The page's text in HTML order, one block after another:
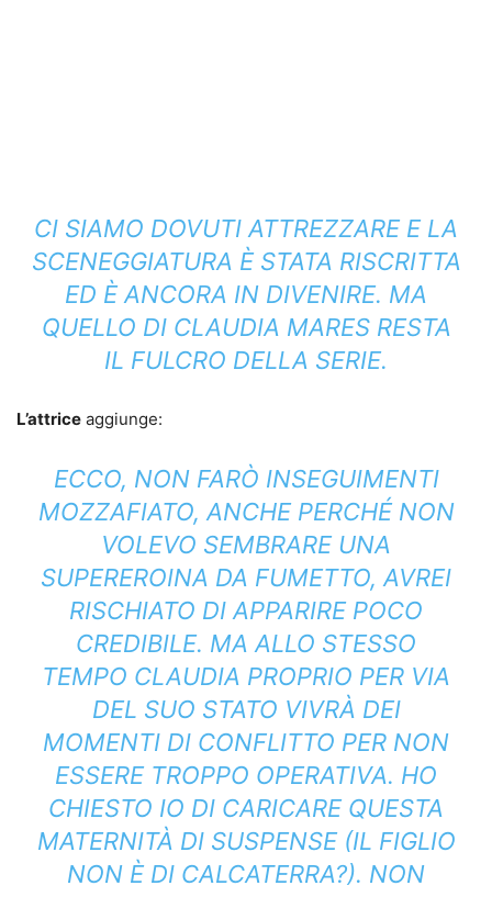
CI SIAMO DOVUTI ATTREZZARE E LA
SCENEGGIATURA È STATA RISCRITTA
ED È ANCORA IN DIVENIRE. MA
QUELLO DI CLAUDIA MARES RESTA
IL FULCRO DELLA SERIE.
L’attrice aggiunge:
ECCO, NON FARÒ INSEGUIMENTI
MOZZAFIATO, ANCHE PERCHÉ NON
VOLEVO SEMBRARE UNA
SUPEREROINA DA FUMETTO, AVREI
RISCHIATO DI APPARIRE POCO
CREDIBILE. MA ALLO STESSO
TEMPO CLAUDIA PROPRIO PER VIA
DEL SUO STATO VIVRÀ DEI
MOMENTI DI CONFLITTO PER NON
ESSERE TROPPO OPERATIVA. HO
CHIESTO IO DI CARICARE QUESTA
MATERNITÀ DI SUSPENSE (IL FIGLIO
NON È DI CALCATERRA?). NON